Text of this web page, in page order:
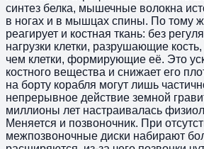
синтез белка, мышечные волокна
в ногах и в мышцах спины. По тому
реагирует и костная ткань: без
нагрузки клетки, разрушающие
чем клетки, формирующие её. Это
костного вещества и снижает его
на борту корабля могут лишь
непрерывное действие земной
миллионы лет настраивалась
Меняется и позвоночник. При
межпозвоночные диски набирают